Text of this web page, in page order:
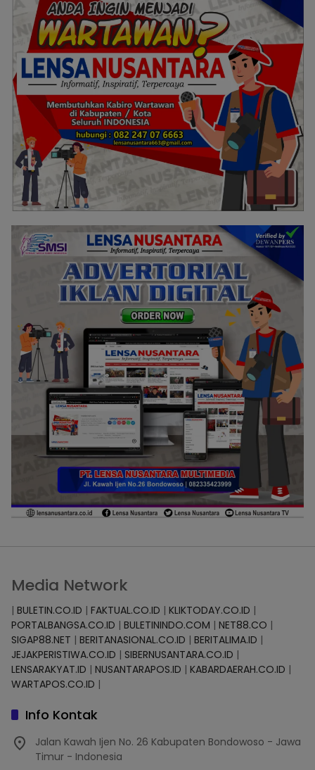
Media Network
| BULETIN.CO.ID | FAKTUAL.CO.ID | KLIKTODAY.CO.ID |
PORTALBANGSA.CO.ID | BULETININDO.COM | NET88.CO |
SIGAP88.NET | BERITANASIONAL.CO.ID | BERITALIMA.ID |
JEJAKPERISTIWA.CO.ID | SIBERNUSANTARA.CO.ID |
LENSARAKYAT.ID | NUSANTARAPOS.ID | KABARDAERAH.CO.ID |
WARTAPOS.CO.ID |
Info Kontak
Jalan Kawah Ijen No. 26 Kabupaten Bondowoso - Jawa
Timur - Indonesia